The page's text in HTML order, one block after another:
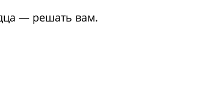
— решать вам.